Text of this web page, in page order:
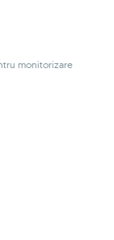
monitorizare